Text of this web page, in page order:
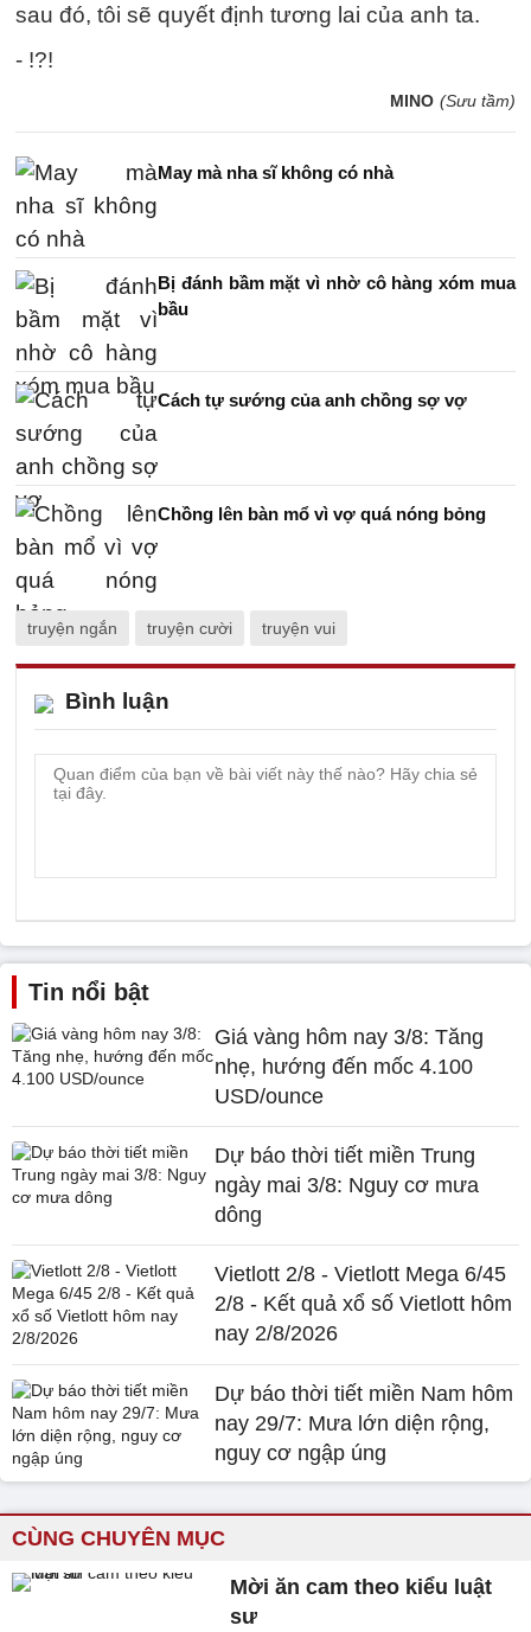
sau đó, tôi sẽ quyết định tương lai của anh ta.
- !?!
MINO (Sưu tầm)
May mà nha sĩ không có nhà
Bị đánh bầm mặt vì nhờ cô hàng xóm mua
bầu
Cách tự sướng của anh chồng sợ vợ
Chồng lên bàn mổ vì vợ quá nóng bỏng
truyện ngắn truyện cười truyện vui
Bình luận
Tin nổi bật
Giá vàng hôm nay 3/8: Tăng
nhẹ, hướng đến mốc 4.100
USD/ounce
Dự báo thời tiết miền Trung
ngày mai 3/8: Nguy cơ mưa
dông
Vietlott 2/8 - Vietlott Mega 6/45
2/8 - Kết quả xổ số Vietlott hôm
nay 2/8/2026
Dự báo thời tiết miền Nam hôm
nay 29/7: Mưa lớn diện rộng,
nguy cơ ngập úng
CÙNG CHUYÊN MỤC
Mời ăn cam theo kiểu luật
sư